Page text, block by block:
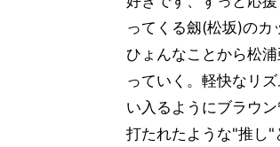
ってくる劔(松坂)のカ
ひょんなことから松
っていく。軽快なリ
い入るようにブラウ
打たれたような"推し"